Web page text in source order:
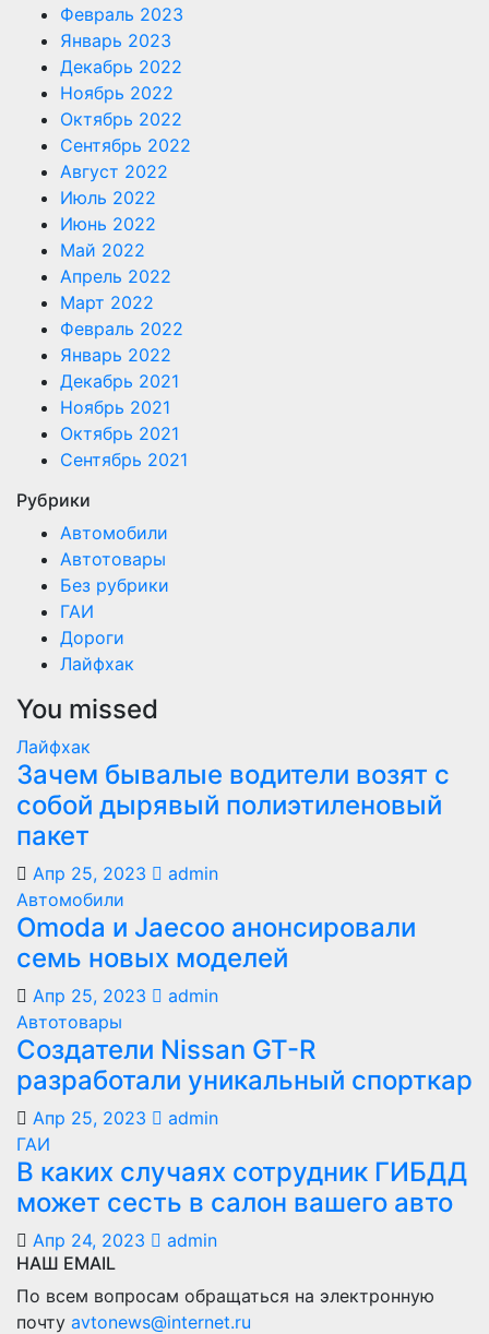
Февраль 2023
Январь 2023
Декабрь 2022
Ноябрь 2022
Октябрь 2022
Сентябрь 2022
Август 2022
Июль 2022
Июнь 2022
Май 2022
Апрель 2022
Март 2022
Февраль 2022
Январь 2022
Декабрь 2021
Ноябрь 2021
Октябрь 2021
Сентябрь 2021
Рубрики
Автомобили
Автотовары
Без рубрики
ГАИ
Дороги
Лайфхак
You missed
Лайфхак
Зачем бывалые водители возят с
собой дырявый полиэтиленовый
пакет
Апр 25, 2023
admin
Автомобили
Оmoda и Jaecoo анонсировали
семь новых моделей
Апр 25, 2023
admin
Автотовары
Создатели Nissan GT-R
разработали уникальный спорткар
Апр 25, 2023
admin
ГАИ
В каких случаях сотрудник ГИБДД
может сесть в салон вашего авто
Апр 24, 2023
admin
НАШ EMAIL
По всем вопросам обращаться на электронную
почту avtonews@internet.ru